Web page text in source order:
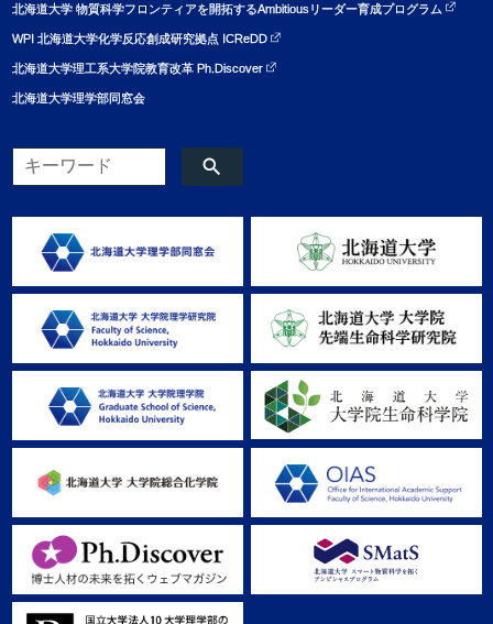
北海道大学 物質科学フロンティアを開拓するAmbitiousリーダー育成プログラム
WPI 北海道大学化学反応創成研究拠点 ICReDD
北海道大学理工系大学院教育改革 Ph.Discover
北海道大学理学部同窓会